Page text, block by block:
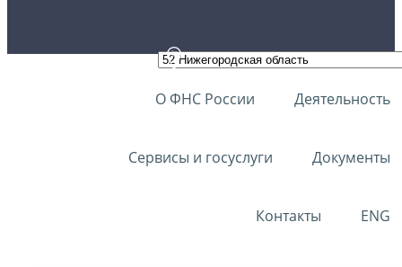
О ФНС России Деятельность
Сервисы и госуслуги Документы
Контакты ENG